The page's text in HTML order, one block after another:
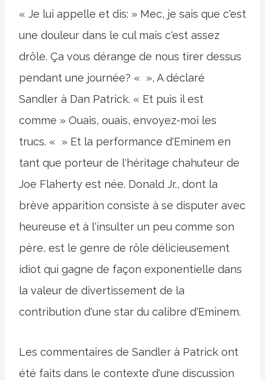
« Je lui appelle et dis: » Mec, je sais que c'est
une douleur dans le cul mais c'est assez
drôle. Ça vous dérange de nous tirer dessus
pendant une journée? « », A déclaré
Sandler à Dan Patrick. « Et puis il est
comme » Ouais, ouais, envoyez-moi les
trucs. « » Et la performance d'Eminem en
tant que porteur de l'héritage chahuteur de
Joe Flaherty est née. Donald Jr., dont la
brève apparition consiste à se disputer avec
heureuse et à l'insulter un peu comme son
père, est le genre de rôle délicieusement
idiot qui gagne de façon exponentielle dans
la valeur de divertissement de la
contribution d'une star du calibre d'Eminem.
Les commentaires de Sandler à Patrick ont
été faits dans le contexte d'une discussion